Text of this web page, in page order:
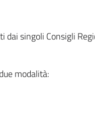
dai singoli Consigli
modalità: